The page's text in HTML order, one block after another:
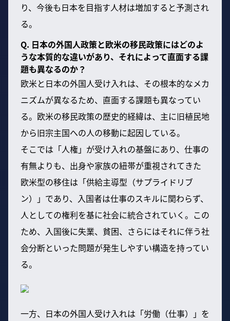
り、今後も日本を目指す人材は増加すると予測され
る。
Q. 日本の外国人政策と欧米の移民政策にはどのよ
うな本質的な違いがあり、それによって直面する課
題も異なるのか？
欧米と日本の外国人受け入れは、その根本的なメカ
ニズムが異なるため、直面する課題も異なってい
る。欧米の移民政策の歴史的経緯は、主に旧植民地
から旧宗主国への人の移動に起因している。
そこでは「人権」が受け入れの基盤にあり、仕事の
有無よりも、出身や家族の紐帯が重視されてきた
欧米型の移住は「供給主導型（サプライドリブ
ン）」であり、入国者は仕事のスキルに関わらず、
人としての権利を基に社会に統合されていく。この
ため、入国後に失業、貧困、さらにはそれに伴う社
会分断といった問題が発生しやすい構造を持ってい
る。
一方、日本の外国人受け入れは「労働（仕事）」を